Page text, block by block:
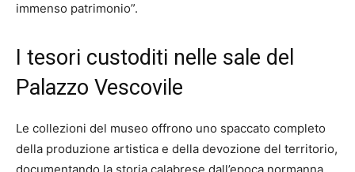
immenso patrimonio”.
I tesori custoditi nelle sale del
Palazzo Vescovile
Le collezioni del museo offrono uno spaccato completo
della produzione artistica e della devozione del territorio,